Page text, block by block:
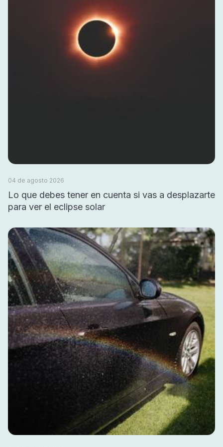
04 de agosto 2026
Lo que debes tener en cuenta si vas a desplazarte
para ver el eclipse solar